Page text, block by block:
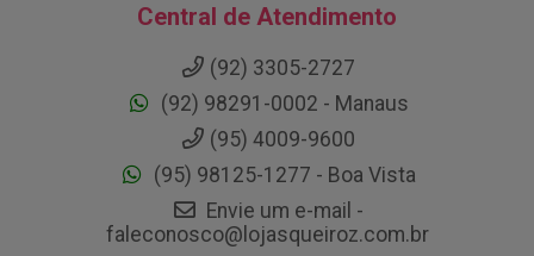
Central de Atendimento
(92) 3305-2727
(92) 98291-0002 - Manaus
(95) 4009-9600
(95) 98125-1277 - Boa Vista
Envie um e-mail -
faleconosco@lojasqueiroz.com.br